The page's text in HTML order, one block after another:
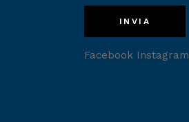
INVIA
Facebook Instagram